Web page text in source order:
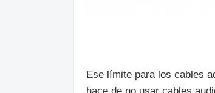
Ese límite para los cables